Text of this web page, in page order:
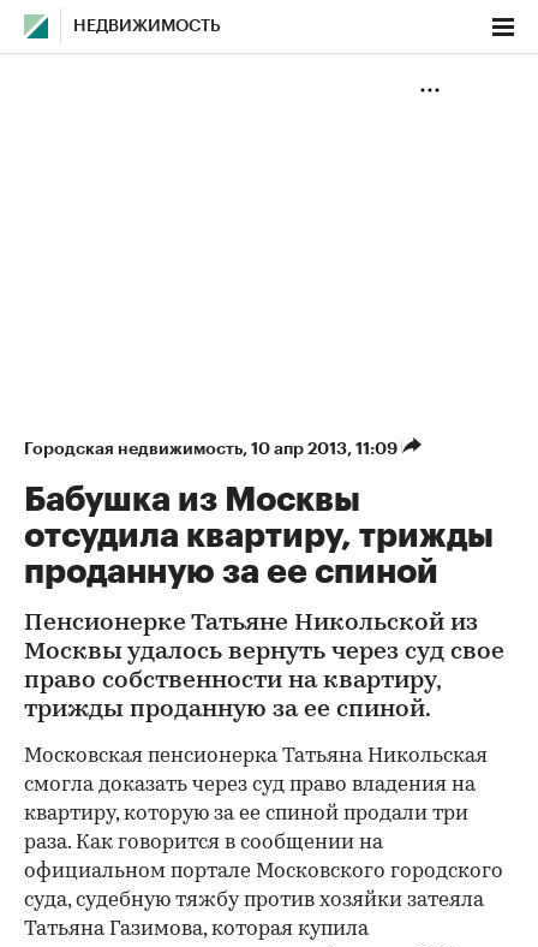
НЕДВИЖИМОСТЬ
Городская недвижимость⁠, 10 апр 2013, 11:09
Бабушка из Москвы
отсудила квартиру, трижды
проданную за ее спиной
Пенсионерке Татьяне Никольской из
Москвы удалось вернуть через суд свое
право собственности на квартиру,
трижды проданную за ее спиной.
Московская пенсионерка Татьяна Никольская
смогла доказать через суд право владения на
квартиру, которую за ее спиной продали три
раза. Как говорится в сообщении на
официальном портале Московского городского
суда, судебную тяжбу против хозяйки затеяла
Татьяна Газимова, которая купила